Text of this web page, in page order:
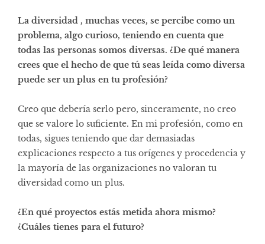
La diversidad , muchas veces, se percibe como un
problema, algo curioso, teniendo en cuenta que
todas las personas somos diversas. ¿De qué manera
crees que el hecho de que tú seas leída como diversa
puede ser un plus en tu profesión?
Creo que debería serlo pero, sinceramente, no creo
que se valore lo suficiente. En mi profesión, como en
todas, sigues teniendo que dar demasiadas
explicaciones respecto a tus orígenes y procedencia y
la mayoría de las organizaciones no valoran tu
diversidad como un plus.
¿En qué proyectos estás metida ahora mismo?
¿Cuáles tienes para el futuro?